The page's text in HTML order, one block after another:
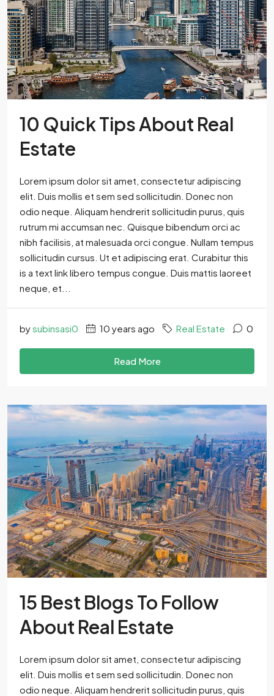
10 Quick Tips About Real
Estate
Lorem ipsum dolor sit amet, consectetur adipiscing
elit. Duis mollis et sem sed sollicitudin. Donec non
odio neque. Aliquam hendrerit sollicitudin purus, quis
rutrum mi accumsan nec. Quisque bibendum orci ac
nibh facilisis, at malesuada orci congue. Nullam tempus
sollicitudin cursus. Ut et adipiscing erat. Curabitur this
is a text link libero tempus congue. Duis mattis laoreet
neque, et...
bysubinsasi0 10 years ago Real Estate 0
Read More
15 Best Blogs To Follow
About Real Estate
Lorem ipsum dolor sit amet, consectetur adipiscing
elit. Duis mollis et sem sed sollicitudin. Donec non
odio neque. Aliquam hendrerit sollicitudin purus, quis